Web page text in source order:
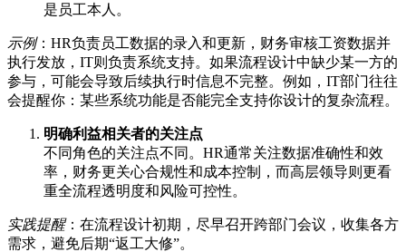
是员工本人。
示例：HR负责员工数据的录入和更新，财务审核工资数据并
执行发放，IT则负责系统支持。如果流程设计中缺少某一方的
参与，可能会导致后续执行时信息不完整。例如，IT部门往往
会提醒你：某些系统功能是否能完全支持你设计的复杂流程。
明确利益相关者的关注点
不同角色的关注点不同。HR通常关注数据准确性和效
率，财务更关心合规性和成本控制，而高层领导则更看
重全流程透明度和风险可控性。
实践提醒：在流程设计初期，尽早召开跨部门会议，收集各方
需求，避免后期“返工大修”。